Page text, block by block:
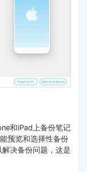
和iPad上备份笔记
预览和选择性备份
决备份问题，这是